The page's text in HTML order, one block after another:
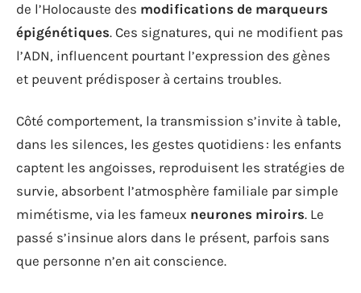
de l’Holocauste des modifications de marqueurs
épigénétiques. Ces signatures, qui ne modifient pas
l’ADN, influencent pourtant l’expression des gènes
et peuvent prédisposer à certains troubles.
Côté comportement, la transmission s’invite à table,
dans les silences, les gestes quotidiens : les enfants
captent les angoisses, reproduisent les stratégies de
survie, absorbent l’atmosphère familiale par simple
mimétisme, via les fameux neurones miroirs. Le
passé s’insinue alors dans le présent, parfois sans
que personne n’en ait conscience.